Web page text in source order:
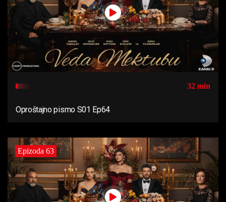
32 min
Oproštajno pismo S01 Ep64
Epizoda 63